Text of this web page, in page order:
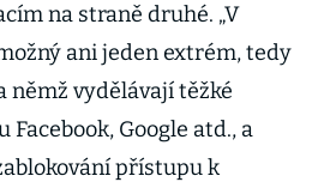
na straně druhé. „V
ani jeden extrém, tedy
němž vydělávají těžké
Google atd., a
přístupu k